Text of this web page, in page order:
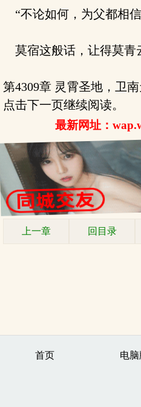
“不论如何，为父都相
莫宿这般话，让得莫青
第4309章 灵霄圣地，卫
点击下一页继续阅读。
最新网址：
上一章 回目录
首页 电脑